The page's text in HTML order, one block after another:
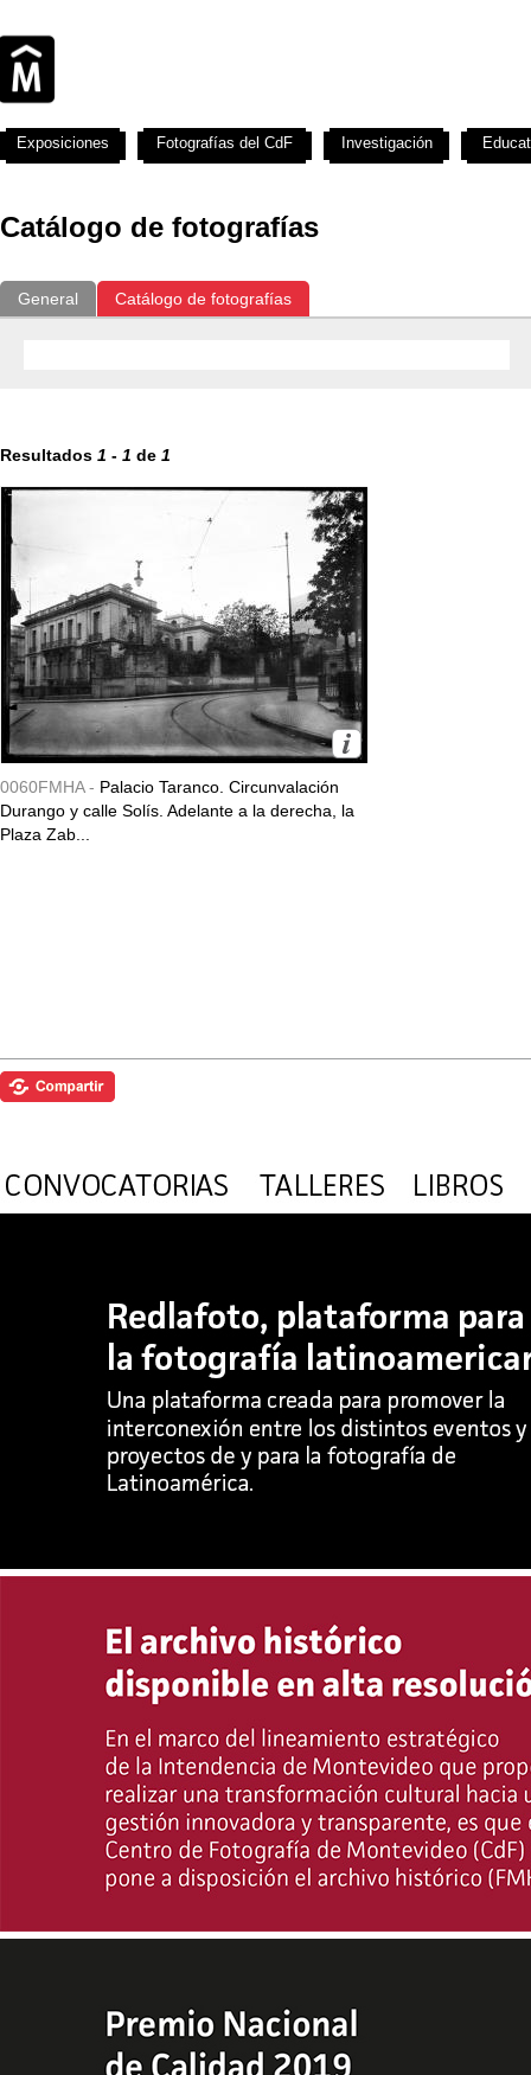
Catálogo de fotografías
General Catálogo de fotografías
Resultados 1 - 1 de 1
0060FMHA - Palacio Taranco. Circunvalación
Durango y calle Solís. Adelante a la derecha, la
Plaza Zab...
Exposiciones Fotografías del CdF Investigación